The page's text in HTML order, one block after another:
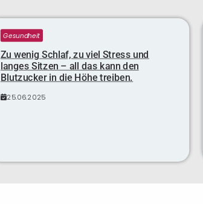
Gesundheit
Zu wenig Schlaf, zu viel Stress und
langes Sitzen – all das kann den
Blutzucker in die Höhe treiben.
25.06.2025